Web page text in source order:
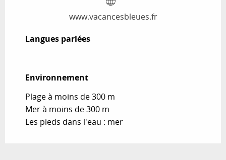
www.vacancesbleues.fr
Langues parlées
Langues parlées
Environnement
Environnement
Plage à moins de 300 m
Mer à moins de 300 m
Les pieds dans l'eau : mer